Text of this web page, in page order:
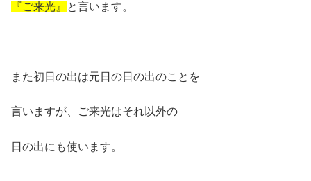
『ご来光』 と言います。
また初日の出は元日の日の出のことを
言いますが、ご来光はそれ以外の
日の出にも使います。